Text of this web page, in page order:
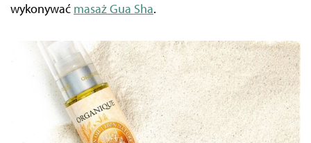
wykonywać masaż Gua Sha.